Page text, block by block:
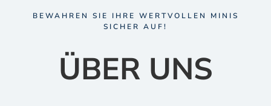
BEWAHREN SIE IHRE WERTVOLLEN MINIS
SICHER AUF!
ÜBER UNS